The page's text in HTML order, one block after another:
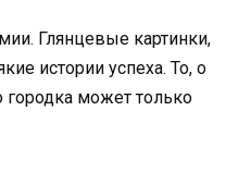
Глянцевые картинки,
истории успеха. То, о
может только